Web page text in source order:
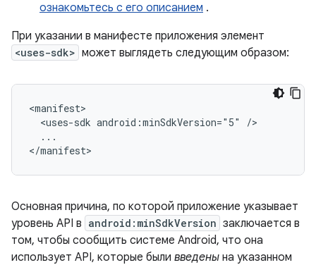
ознакомьтесь с его описанием .
При указании в манифесте приложения элемент
<uses-sdk> может выглядеть следующим образом:
<uses-sdk android:minSdkVersion="5"
...
</manifest>
Основная причина, по которой приложение указывает
уровень API в android:minSdkVersion заключается в
том, чтобы сообщить системе Android, что она
использует API, которые были введены на указанном